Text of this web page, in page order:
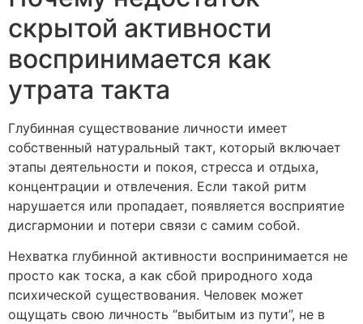
скрытой активности
воспринимается как
утрата такта
Глубинная существование личности имеет
собственный натуральный такт, который включает
этапы деятельности и покоя, стресса и отдыха,
концентрации и отвлечения. Если такой ритм
нарушается или пропадает, появляется восприятие
дисгармонии и потери связи с самим собой.
Нехватка глубинной активности воспринимается не
просто как тоска, а как сбой природного хода
психической существования. Человек может
ощущать свою личность “выбитым из пути”, не в